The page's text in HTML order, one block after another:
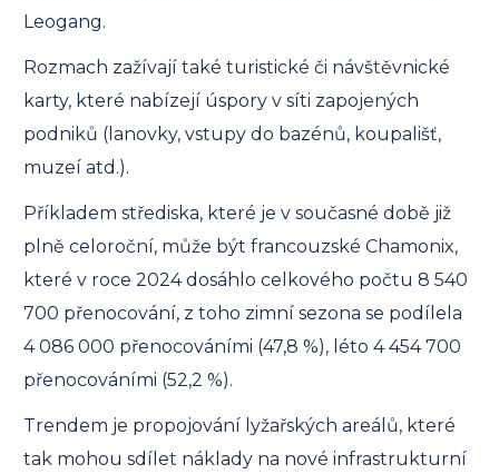
Leogang.
Rozmach zažívají také turistické či návštěvnické
karty, které nabízejí úspory v síti zapojených
podniků (lanovky, vstupy do bazénů, koupališť,
muzeí atd.).
Příkladem střediska, které je v současné době již
plně celoroční, může být francouzské Chamonix,
které v roce 2024 dosáhlo celkového počtu 8 540
700 přenocování, z toho zimní sezona se podílela
4 086 000 přenocováními (47,8 %), léto 4 454 700
přenocováními (52,2 %).
Trendem je propojování lyžařských areálů, které
tak mohou sdílet náklady na nové infrastrukturní